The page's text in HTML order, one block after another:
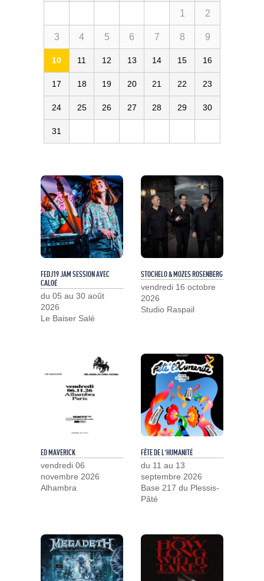
1 2
3 4 5 6 7 8 9
10 11 12 13 14 15 16
17 18 19 20 21 22 23
24 25 26 27 28 29 30
31
FEDJ19 JAM SESSION AVEC
CALOÉ
du 05 au 30 août
2026
Le Baiser Salé
STOCHELO & MOZES ROSENBERG
vendredi 16 octobre
2026
Studio Raspail
ED MAVERICK
vendredi 06
novembre 2026
Alhambra
FÊTE DE L'HUMANITÉ
du 11 au 13
septembre 2026
Base 217 du Plessis-
Pâté